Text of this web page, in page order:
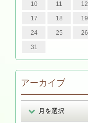
10 11 12
17 18 19
24 25 26
31
アーカイブ